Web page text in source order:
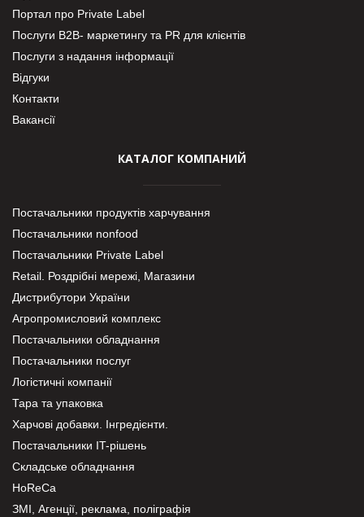
Портал про Private Label
Послуги В2В- маркетингу та PR для клієнтів
Послуги з надання інформації
Відгуки
Контакти
Вакансії
КАТАЛОГ КОМПАНИЙ
Постачальники продуктів харчування
Постачальники nonfood
Постачальники Private Label
Retail. Роздрібні мережі, Магазини
Дистрибутори України
Агропромисловий комплекс
Постачальники обладнання
Постачальники послуг
Логістичні компанії
Тара та упаковка
Харчові добавки. Інгредієнти.
Постачальники IT-рішень
Складське обладнання
HoReCa
ЗМІ, Агенції, реклама, поліграфія